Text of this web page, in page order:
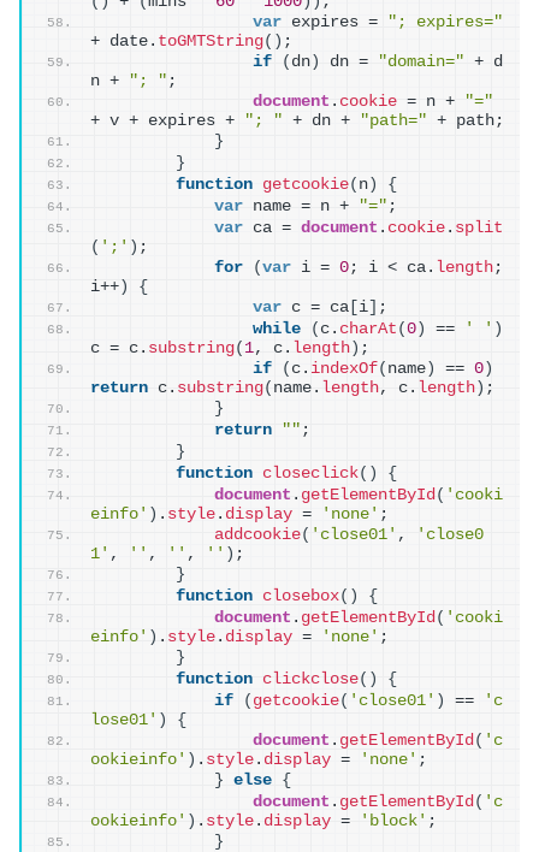
var expires =
"; expires="
+ date. toGMTString( ) ;
if
( dn ) dn = "domain=" + d
n +
"; " ;
document . cookie = n +
"="
+ v + expires +
"; " + dn + "path=" + path;
}
}
function getcookie( n )
{
var name = n + "=" ;
var ca = document . cookie . split
( ';' ) ;
for
( var i = 0 ; i < ca. length ;
i++ )
{
var c = ca i
;
while
( c. charAt ( 0 ) == ' ' )
c = c. substring( 1, c. length ) ;
if
( c. indexOf( name ) == 0 )
return c. substring( name. length, c. length ) ;
}
return
"" ;
}
function closeclick( )
{
document . getElementById ( 'cooki
einfo' ) . style . display = 'none' ;
addcookie( 'close01' ,
'close0
1' , '' , '' , '' ) ;
}
function closebox( )
{
document . getElementById ( 'cooki
einfo' ) . style . display = 'none' ;
}
function clickclose( )
{
if
( getcookie( 'close01' ) ==
'c
lose01' )
{
document . getElementById ( 'c
ookieinfo' ) . style . display = 'none' ;
} else {
document . getElementById ( 'c
ookieinfo' ) . style . display = 'block' ;
}